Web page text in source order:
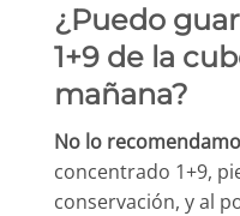
¿Puedo
1+9 de la
mañana?
No lo
concentrado 1+9,
conservación, y al